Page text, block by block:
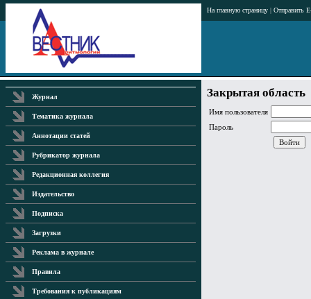
На главную страницу | Отправить
Журнал
Тематика журнала
Аннотации статей
Рубрикатор журнала
Редакционная коллегия
Издательство
Подписка
Загрузки
Реклама в журнале
Правила
Требования к публикациям
Закрытая область
Имя пользователя
Пароль